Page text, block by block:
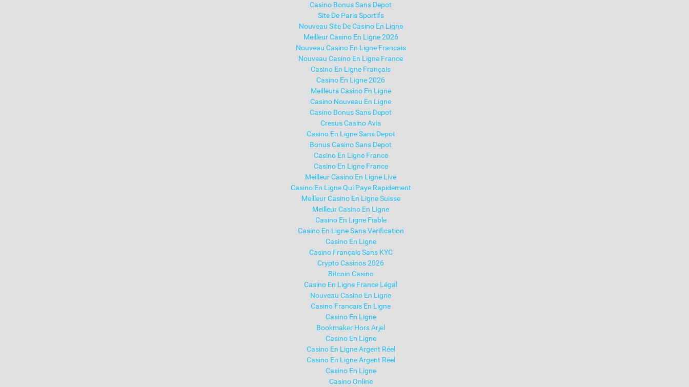
Casino Bonus Sans Depot
Site De Paris Sportifs
Nouveau Site De Casino En Ligne
Meilleur Casino En Ligne 2026
Nouveau Casino En Ligne Francais
Nouveau Casino En Ligne France
Casino En Ligne Français
Casino En Ligne 2026
Meilleurs Casino En Ligne
Casino Nouveau En Ligne
Casino Bonus Sans Depot
Cresus Casino Avis
Casino En Ligne Sans Depot
Bonus Casino Sans Depot
Casino En Ligne France
Casino En Ligne France
Meilleur Casino En Ligne Live
Casino En Ligne Qui Paye Rapidement
Meilleur Casino En Ligne Suisse
Meilleur Casino En Ligne
Casino En Ligne Fiable
Casino En Ligne Sans Verification
Casino En Ligne
Casino Français Sans KYC
Crypto Casinos 2026
Bitcoin Casino
Casino En Ligne France Légal
Nouveau Casino En Ligne
Casino Francais En Ligne
Casino En Ligne
Bookmaker Hors Arjel
Casino En Ligne
Casino En Ligne Argent Réel
Casino En Ligne Argent Réel
Casino En Ligne
Casino Online